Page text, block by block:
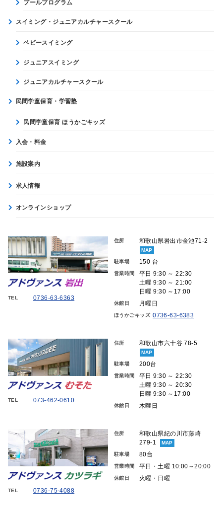
プールプログラム
スイミング・ジュニアカルチャースクール
ベビースイミング
ジュニアスイミング
ジュニアカルチャースクール
民間学童保育・学習塾
民間学童保育 ほうかごキッズ
入会・料金
施設案内
求人情報
オンラインショップ
TEL 0736-63-6363
住所 和歌山県岩出市金池71-2
MAP
駐車場 150 台
営業時間
平日 9:30 ～ 22:30
土曜 9:30 ～ 21:00
日曜 9:30 ～17:00
休館日 月曜日
ほうかごキッズ 0736-63-6383
TEL 073-462-0610
住所 和歌山市六十谷 78-5
MAP
駐車場 200台
営業時間
平日 9:30 ～ 22:30
土曜 9:30 ～ 20:30
日曜 9:30 ～17:00
休館日 木曜日
TEL 0736-75-4088
住所
和歌山県紀の川市藤崎
279-1
MAP
駐車場 80台
営業時間 平日・土曜 10:00～20:00
休館日 火曜・日曜